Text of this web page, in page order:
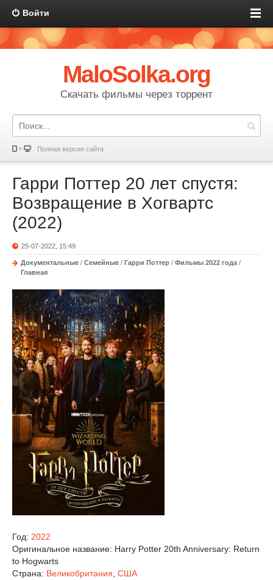
Войти
MaloSolka.org
Скачать фильмы через торрент
Полная версия сайта
Гарри Поттер 20 лет спустя:
Возвращение в Хогвартс
(2022)
25-07-2022, 15:49
Документальные / Семейные / Гарри Поттер / Фильмы 2022 года /
Главная
Год: 2022
Оригинальное название: Harry Potter 20th Anniversary: Return
to Hogwarts
Страна: Великобритания США